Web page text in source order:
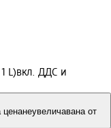
L)вкл. ДДС и
ценанеувеличавана от